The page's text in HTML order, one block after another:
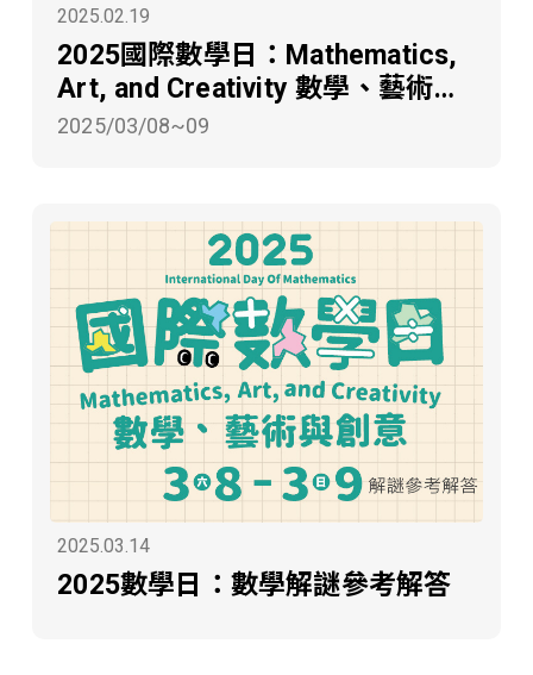
2025.02.19
2025國際數學日：Mathematics,
Art, and Creativity 數學、藝術與
創意
2025/03/08~09
2025.03.14
2025數學日：數學解謎參考解答